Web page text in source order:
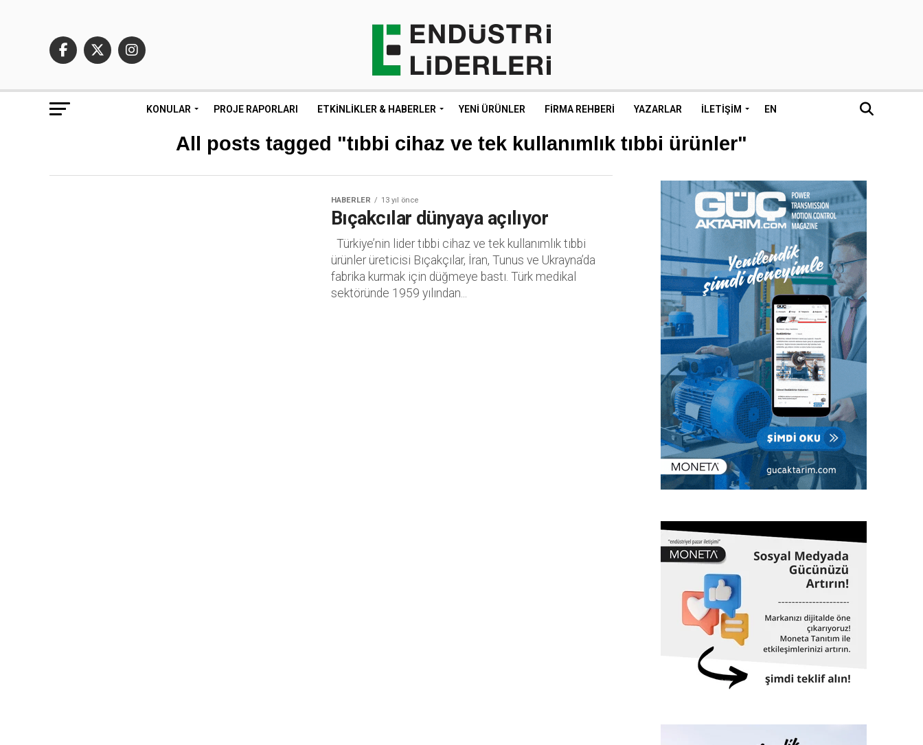
KONULAR PROJE RAPORLARI ETKINLIKLER & HABERLER YENI ÜRÜNLER FIRMA REHBERI YAZARLAR İLETIŞIM EN
All posts tagged "tıbbi cihaz ve tek kullanımlık tıbbi ürünler"
HABERLER 13 yıl önce
Bıçakcılar dünyaya açılıyor
Türkiye’nin lider tıbbi cihaz ve tek kullanımlık tıbbi
ürünler üreticisi Bıçakçılar, İran, Tunus ve Ukrayna’da
fabrika kurmak için düğmeye bastı. Türk medikal
sektöründe 1959 yılından...